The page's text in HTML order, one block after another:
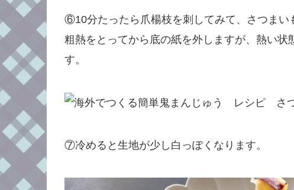
⑥10分たったら爪楊枝を刺してみて、さつまい
粗熱をとってから底の紙を外しますが、熱い
す。
⑦冷めると生地が少し白っぽくなります。